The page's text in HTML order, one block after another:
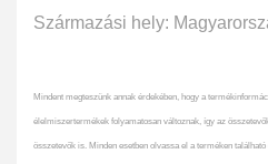
Származási hely:
Mindent megteszünk annak érdekében, hogy a
élelmiszertermékek folyamatosan változnak, így az
összetevők is. Minden esetben olvassa el a terméken